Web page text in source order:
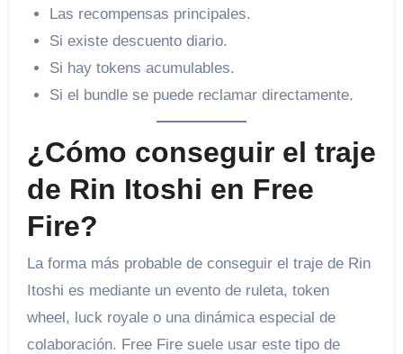
Las recompensas principales.
Si existe descuento diario.
Si hay tokens acumulables.
Si el bundle se puede reclamar directamente.
¿Cómo conseguir el traje
de Rin Itoshi en Free
Fire?
La forma más probable de conseguir el traje de Rin
Itoshi es mediante un evento de ruleta, token
wheel, luck royale o una dinámica especial de
colaboración. Free Fire suele usar este tipo de